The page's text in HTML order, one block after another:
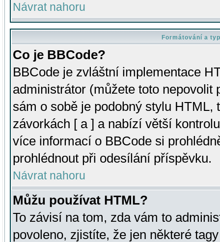
Návrat nahoru
Formátování a
Co je BBCode?
BBCode je zvláštní implementace
administrátor (můžete toto
sám o sobě je podobný stylu HTML,
závorkách [ a ] a nabízí větší
více informací o BBCode si
prohlédnout při odesílání příspěvku.
Návrat nahoru
Můžu používat HTML?
To závisí na tom, zda vám to
povoleno, zjistíte, že jen některé